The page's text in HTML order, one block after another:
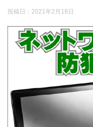
投稿日： 2021年2月18日